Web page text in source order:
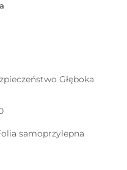
Głęboka
samoprzylepna